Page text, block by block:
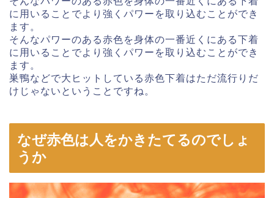
に用いることでより強くパワーを取り込むことができ
ます。
そんなパワーのある赤色を身体の一番近くにある下着
に用いることでより強くパワーを取り込むことができ
ます。
巣鴨などで大ヒットしている赤色下着はただ流行りだ
けじゃないということですね。
なぜ赤色は人をかきたてるのでしょ
うか